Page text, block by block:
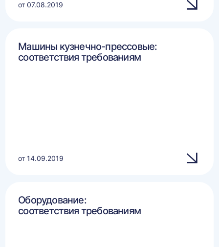
от 07.08.2019
Машины кузнечно-прессовые:
соответствия требованиям
от 14.09.2019
Оборудование:
соответствия требованиям